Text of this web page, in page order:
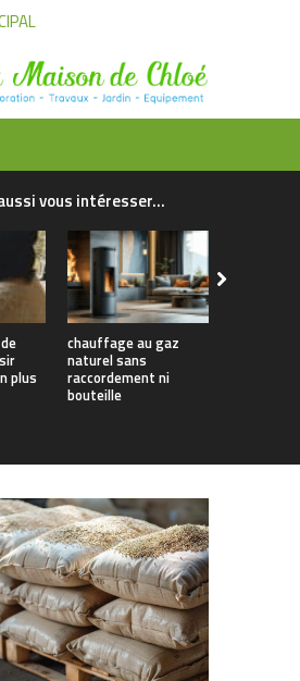
vous intéresser...
plus
chauffage au gaz
naturel sans
raccordement ni
bouteille